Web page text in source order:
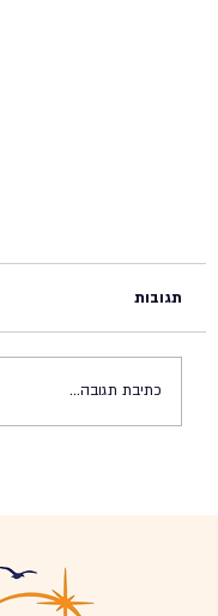
תגובות
כתיבת תגובה...